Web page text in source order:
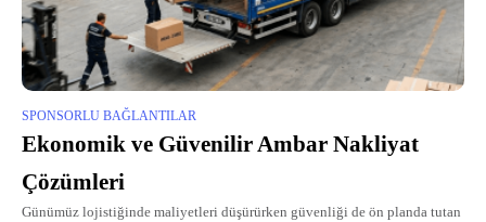
SPONSORLU BAĞLANTILAR
Ekonomik ve Güvenilir Ambar Nakliyat
Çözümleri
Günümüz lojistiğinde maliyetleri düşürürken güvenliği de ön planda tutan